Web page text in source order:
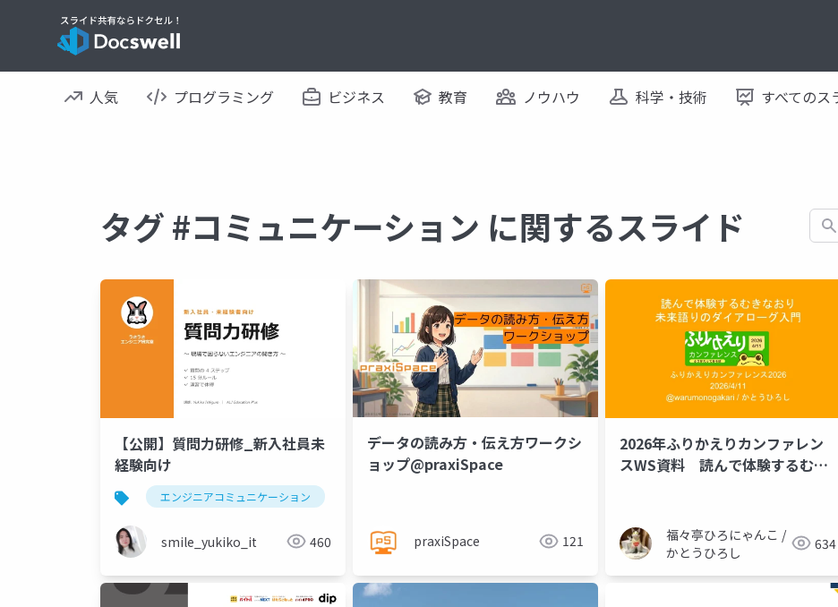
人気 プログラミング ビジネス 教育 ノウハウ 科学・技術 すべてのス
タグ #コミュニケーション に関するスライド 検索
【公開】質問力研修_新入社員未
経験向け
エンジニアコミュニケーション
smile_yukiko_it 460
データの読み方・伝え方ワークシ
ョップ@praxiSpace
praxiSpace 121
2026年ふりかえりカンファレン
スWS資料 読んで体験するむき
福々亭ひろにゃんこ /
かとうひろし
634